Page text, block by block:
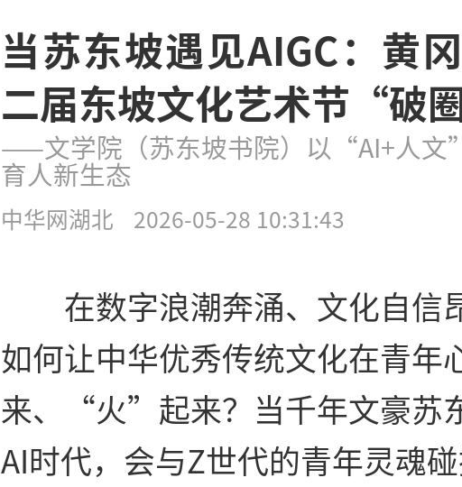
当苏东坡遇见AIGC：黄
二届东坡文化艺术节“破
——文学院（苏东坡书院）以“AI+人文
育人新生态
中华网湖北 2026-05-28 10:31:43
在数字浪潮奔涌、文化自信
如何让中华优秀传统文化在青
来、“火”起来？当千年文豪
AI时代，会与Z世代的青年灵魂